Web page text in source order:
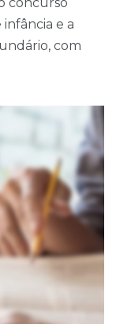
e a
com